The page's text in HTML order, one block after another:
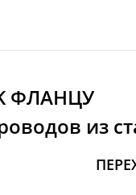
ФЛАНЦУ
из